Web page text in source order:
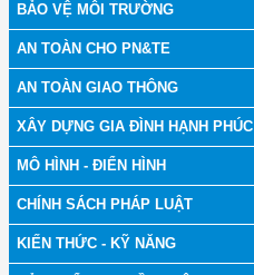
BẢO VỆ MÔI TRƯỜNG
AN TOÀN CHO PN&TE
AN TOÀN GIAO THÔNG
XÂY DỰNG GIA ĐÌNH HẠNH PHÚC
MÔ HÌNH - ĐIỂN HÌNH
CHÍNH SÁCH PHÁP LUẬT
KIẾN THỨC - KỸ NĂNG